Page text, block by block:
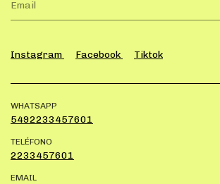
Instagram Facebook Tiktok
WHATSAPP
5492233457601
TELÉFONO
2233457601
EMAIL